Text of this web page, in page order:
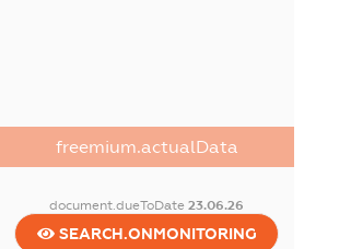
freemium.actualData
document.dueToDate23.06.26
SEARCH.ONMONITORING